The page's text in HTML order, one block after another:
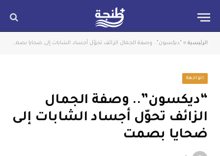
الرئيسية » “ديكسون”.. وصفة الجمال الزائف تحوّل أجساد الشابات إلى ضحايا بصمت
الواجهة
“ديكسون”.. وصفة الجمال
الزائف تحوّل أجساد الشابات إلى
ضحايا بصمت